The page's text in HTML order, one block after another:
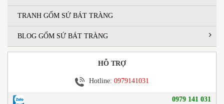
TRANH GỐM SỨ BÁT TRÀNG
BLOG GỐM SỨ BÁT TRÀNG
HỖ TRỢ
Hotline: 0979141031
0979 141 031